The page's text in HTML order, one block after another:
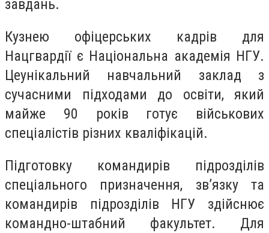
завдань.
Кузнею офіцерських кадрів для
Нацгвардії є Національна академія НГУ.
Цеунікальний навчальний заклад з
сучасними підходами до освіти, який
майже 90 років готує військових
спеціалістів різних кваліфікацій.
Підготовку командирів підрозділів
спеціального призначення, зв’язку та
командирів підрозділів НГУ здійснює
командно-штабний факультет. Для